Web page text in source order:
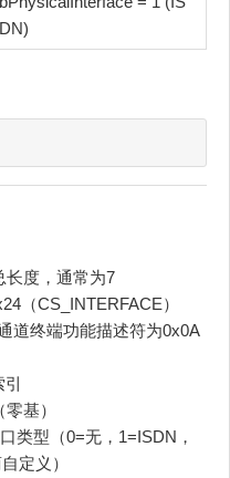
DN)
长度，通常为7
（CS_INTERFACE）
道终端功能描述符为0x0A
引
基）
类型（0=无，1=ISDN，
定义）